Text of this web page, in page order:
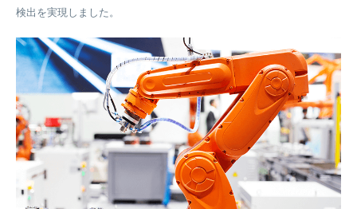
検出を実現しました。
す。また、本プラットフォームは統合型マシンとシームレスに統合で
ェクトの迅速なデリバリーに寄与したため、顧客は生産ラインを迅速
にデプロイすることができました。
以上に達しました。また、SMore ViMoのVi-Labオペレーション管理シ
能になりした。要件の把握からデプロイまでかかった時間はわずか28
日でした。